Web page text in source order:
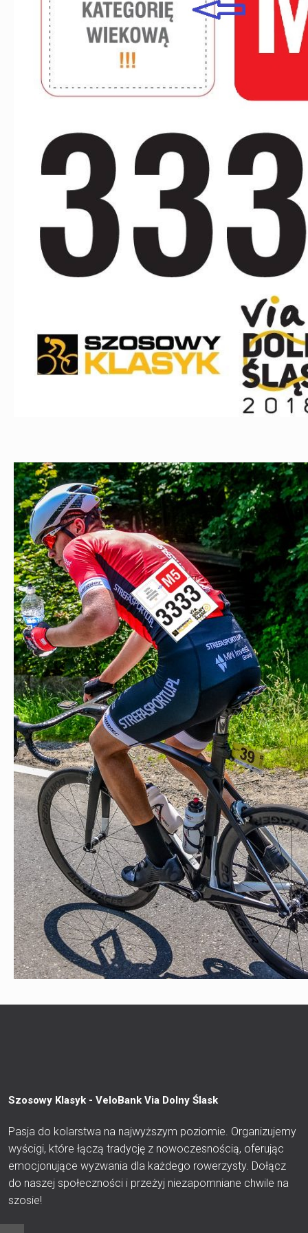
Szosowy Klasyk - VeloBank Via Dolny Ślask
Pasja do kolarstwa na najwyższym poziomie. Organizujemy
wyścigi, które łączą tradycję z nowoczesnością, oferując
emocjonujące wyzwania dla każdego rowerzysty. Dołącz
do naszej społeczności i przeżyj niezapomniane chwile na
szosie!